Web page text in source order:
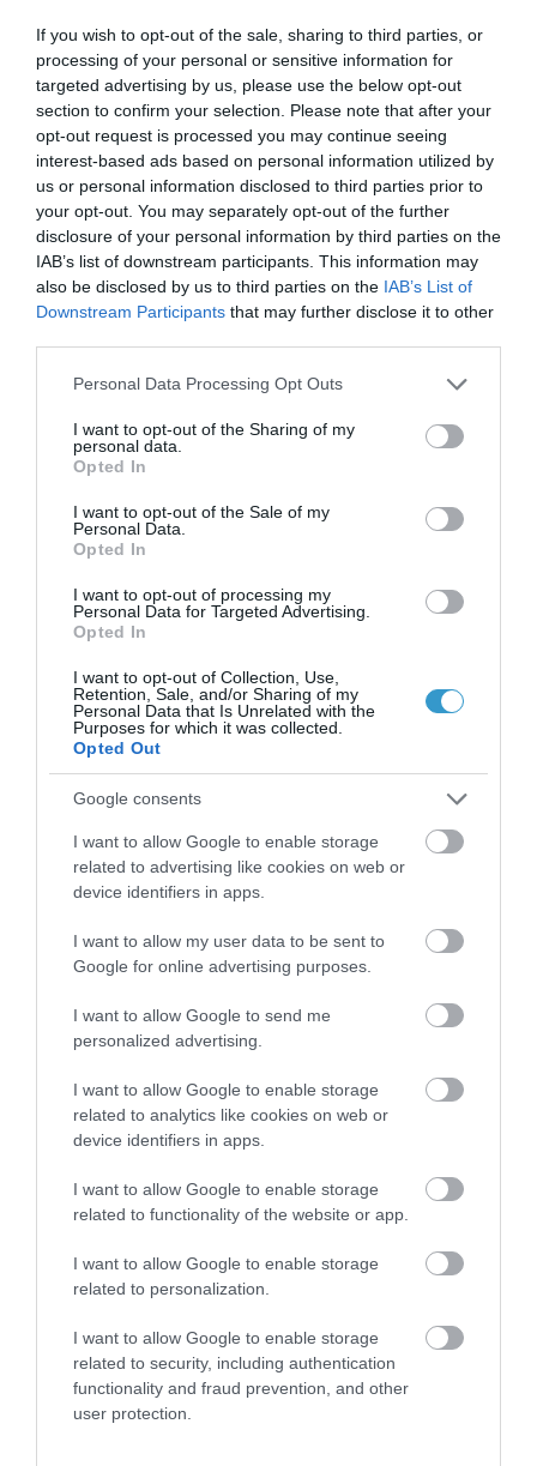
If you wish to opt-out of the sale, sharing to third parties, or
processing of your personal or sensitive information for
targeted advertising by us, please use the below opt-out
section to confirm your selection. Please note that after your
opt-out request is processed you may continue seeing
interest-based ads based on personal information utilized by
us or personal information disclosed to third parties prior to
your opt-out. You may separately opt-out of the further
disclosure of your personal information by third parties on the
IAB’s list of downstream participants. This information may
also be disclosed by us to third parties on the IAB’s List of
Downstream Participants that may further disclose it to other
Please note that this website/app uses one or more Google
not limited to your visit or usage behaviour. You may click to
grant or deny consent to Google and its third-party tags to
use your data for below specified purposes in below Google
consent section.
Personal Data Processing Opt Outs
I want to opt-out of the Sharing of my
personal data.
Opted In
I want to opt-out of the Sale of my
Personal Data.
Opted In
I want to opt-out of processing my
Personal Data for Targeted Advertising.
Opted In
I want to opt-out of Collection, Use,
Retention, Sale, and/or Sharing of my
Personal Data that Is Unrelated with the
Purposes for which it was collected.
Opted Out
Google consents
I want to allow Google to enable storage
related to advertising like cookies on web or
device identifiers in apps.
I want to allow my user data to be sent to
Google for online advertising purposes.
I want to allow Google to send me
personalized advertising.
I want to allow Google to enable storage
related to analytics like cookies on web or
device identifiers in apps.
I want to allow Google to enable storage
related to functionality of the website or app.
I want to allow Google to enable storage
related to personalization.
I want to allow Google to enable storage
related to security, including authentication
functionality and fraud prevention, and other
user protection.
αιμορροΐδες και τους επιληπτικούς
σπασμούς.
ΕΊΝΑΙ ΌΛΑ ΤΑ ΦΆΡΜΑΚΑ
ΕΠΙΚΊΝΔΥΝΑ ΓΙΑ ΤΑ ΜΆΤΙΑ
ΜΑΣ;
Ωστόσο δεν προκαλούν όλα τα
φάρμακα οφθαλμολογικές
ανεπιθύμητες ενέργειες. Αυτές είναι
στεροειδή αντιφλεγμονώδη (μπορεί,
λ.χ., να σχετίζονται μεξηροφθαλμία ,
αιμορραγία στον αμφιβληστροειδή,
καταρράκτη, γλαύκωμα),
κορτικοστεροειδή (εκτός από
βλάβη του οπτικού νεύρου ή
σχετίζονται με υποεπιπεφυκοτική
αιμορραγία, δηλαδή με αιμορραγία
στο λευκό τμήμα του ματιού),
αντιβιοτικά που ανήκουν στις
σουλφοναμίδες (στις ανεπιθύμητες
ενέργειές τους συμπεριλαμβάνεται
γλαύκωμα κλειστής γωνίας) κ.λπ.
ΤΙ ΠΡΈΠΕΙ ΝΑ ΚΆΝΟΥΜΕ ΑΝ
ΦΆΡΜΑΚΟ ΈΧΕΙ ΕΠΙΠΤΏΣΕΙΣ
«Οι ασθενείς που υποψιάζονται ότι
όρασή τους και τα μάτια τους, καλό
οφθαλμίατρό τους. Εκείνος μπορεί να
για οφθαλμολογική τοξικότητα ή να
προτείνει τροποποίηση της δόσης
των φαρμάκων, σε συνεργασία με τον